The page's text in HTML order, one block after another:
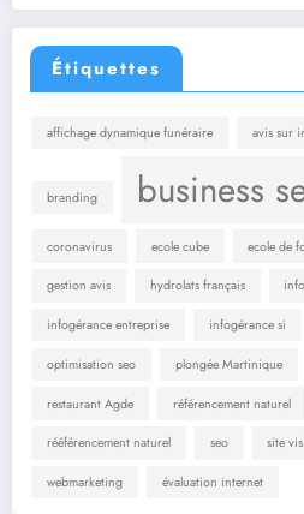
Étiquettes
affichage dynamique funéraire avis sur
branding business
coronavirus ecole cube ecole de
gestion avis hydrolats français
infogérance entreprise infogérance si
optimisation seo plongée Martinique
restaurant Agde référencement naturel
rééférencement naturel seo site
webmarketing évaluation internet